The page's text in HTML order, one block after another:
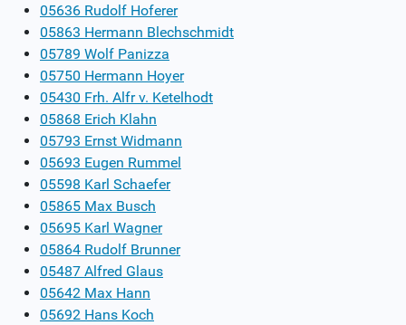
05636 Rudolf Hoferer
05863 Hermann Blechschmidt
05789 Wolf Panizza
05750 Hermann Hoyer
05430 Frh. Alfr v. Ketelhodt
05868 Erich Klahn
05793 Ernst Widmann
05693 Eugen Rummel
05598 Karl Schaefer
05865 Max Busch
05695 Karl Wagner
05864 Rudolf Brunner
05487 Alfred Glaus
05642 Max Hann
05692 Hans Koch